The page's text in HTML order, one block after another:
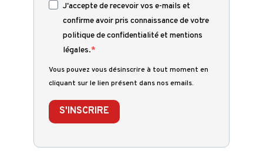
J'accepte de recevoir vos e-mails et
confirme avoir pris connaissance de votre
politique de confidentialité et mentions
légales.
Vous pouvez vous désinscrire à tout moment en
cliquant sur le lien présent dans nos emails.
S'INSCRIRE